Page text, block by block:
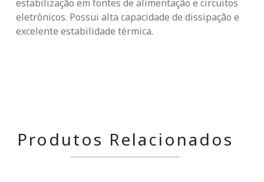
estabilização em fontes de alimentação e circuitos
eletrônicos. Possui alta capacidade de dissipação e
excelente estabilidade térmica.
Produtos Relacionados